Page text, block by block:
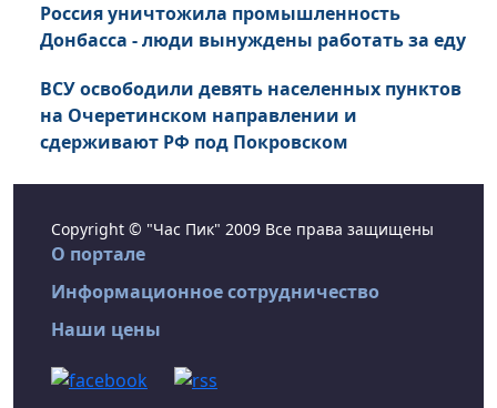
Россия уничтожила промышленность
Донбасса - люди вынуждены работать за еду
ВСУ освободили девять населенных пунктов
на Очеретинском направлении и
сдерживают РФ под Покровском
Copyright © "Час Пик" 2009 Все права защищены
О портале
Информационное сотрудничество
Наши цены